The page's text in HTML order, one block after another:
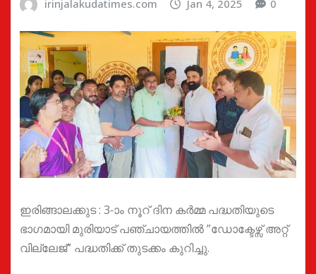
irinjalakudatimes.com Jan 4, 2025 0
ഇരിങ്ങാലക്കുട : 3-ാം നൂറ് ദിന കർമ്മ പദ്ധതിയുടെ
ഭാഗമായി മുരിയാട് പഞ്ചായത്തിൽ ”ഡോക്ടേഴ്സ് അറ്റ്
വില്ലേജ്” പദ്ധതിക്ക് തുടക്കം കുറിച്ചു.